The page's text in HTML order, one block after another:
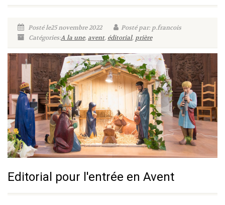
Posté le25 novembre 2022
Posté par: p.francois
Catégories:A la une, avent, éditorial, prière
Editorial pour l'entrée en Avent